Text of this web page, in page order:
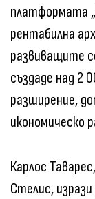
платформата
рентабилна
развиващите
създаде над 2
разширение,
икономическо
Карлос
Стелис,